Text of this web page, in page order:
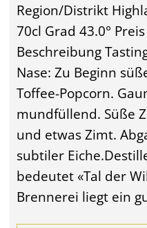
Region/Distrikt
70cl Grad 43.0°
Beschreibung
Nase: Zu Beginn
Toffee-Popcorn.
mundfüllend. Süße
und etwas Zimt.
subtiler
bedeutet «Tal der
Brennerei liegt ein